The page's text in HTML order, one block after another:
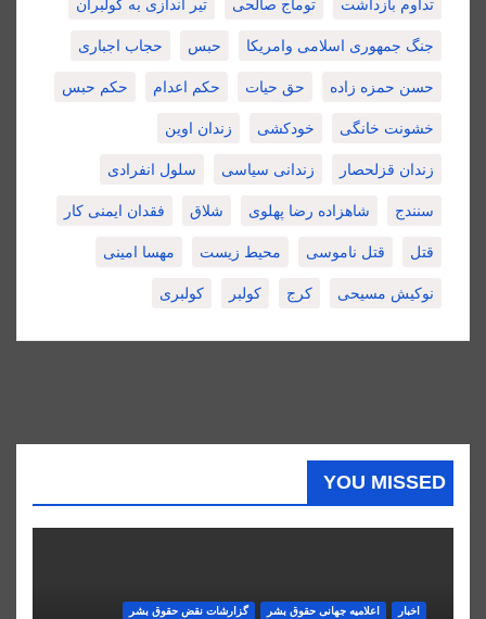
تداوم بازداشت توماج صالحی تیر اندازی به کولبران
جنگ جمهوری اسلامی وامریکا حبس حجاب اجباری
حسن حمزه زاده حق حیات حکم اعدام حکم حبس
خشونت خانگی خودکشی زندان اوین
زندان قزلحصار زندانی سیاسی سلول انفرادی
سنندج شاهزاده رضا پهلوی شلاق فقدان ایمنی کار
قتل قتل ناموسی محیط زیست مهسا امینی
نوکیش مسیحی کرج کولبر کولبری
YOU MISSED
اخبار اعلاميه جهانی حقوق بشر گزارشات نقض حقوق بشر